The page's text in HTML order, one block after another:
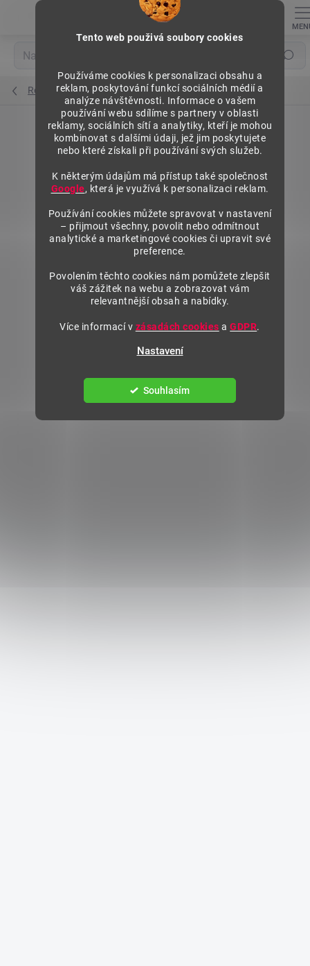
Tento web použivá soubory cookies
Používáme cookies k personalizaci obsahu a
reklam, poskytování funkcí sociálních médií a
analýze návštěvnosti. Informace o vašem
používání webu sdílíme s partnery v oblasti
reklamy, sociálních sítí a analytiky, kteří je mohou
kombinovat s dalšími údaji, jež jim poskytujete
nebo které získali při používání svých služeb.
K některým údajům má přístup také společnost
Google, která je využívá k personalizaci reklam.
Používání cookies můžete spravovat v nastavení
– přijmout všechny, povolit nebo odmítnout
analytické a marketingové cookies či upravit své
preference.
Povolením těchto cookies nám pomůžete zlepšit
váš zážitek na webu a zobrazovat vám
relevantnější obsah a nabídky.
Více informací v zásadách cookies aGDPR.
Nastavení
Souhlasím
Hledat
Regály výška 1576 mm, přídavné moduly